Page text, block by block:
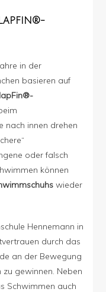
in der
basieren auf
nach innen drehen
oder falsch
können
wieder
Hennemann in
durch das
an der Bewegung
gewinnen. Neben
Schwimmen auch